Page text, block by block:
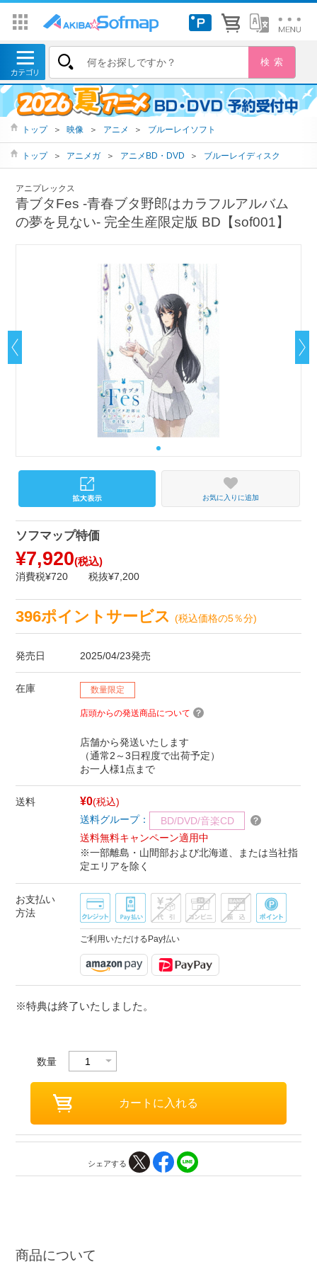
トップ ＞ 映像 ＞ アニメ ＞ ブルーレイソフト
トップ ＞ アニメガ ＞ アニメBD・DVD ＞ ブルーレイディスク
アニプレックス
青ブタFes -青春ブタ野郎はカラフルアルバム
の夢を見ない- 完全生産限定版 BD【sof001】
お気に入りに追加
ソフマップ特価
¥7,920(税込)
消費税¥720 税抜¥7,200
396ポイントサービス(税込価格の5％分)
発売日 2025/04/23発売
在庫 数量限定
店頭からの発送商品について
店舗から発送いたします
（通常2～3日程度で出荷予定）
お一人様1点まで
送料 ¥0(税込)
送料グループ：
BD/DVD/音楽CD
送料無料キャンペーン適用中
※一部離島・山間部および北海道、または当社指
定エリアを除く
お支払い
方法
ご利用いただけるPay払い
※特典は終了いたしました。
数量
シェアする
商品について